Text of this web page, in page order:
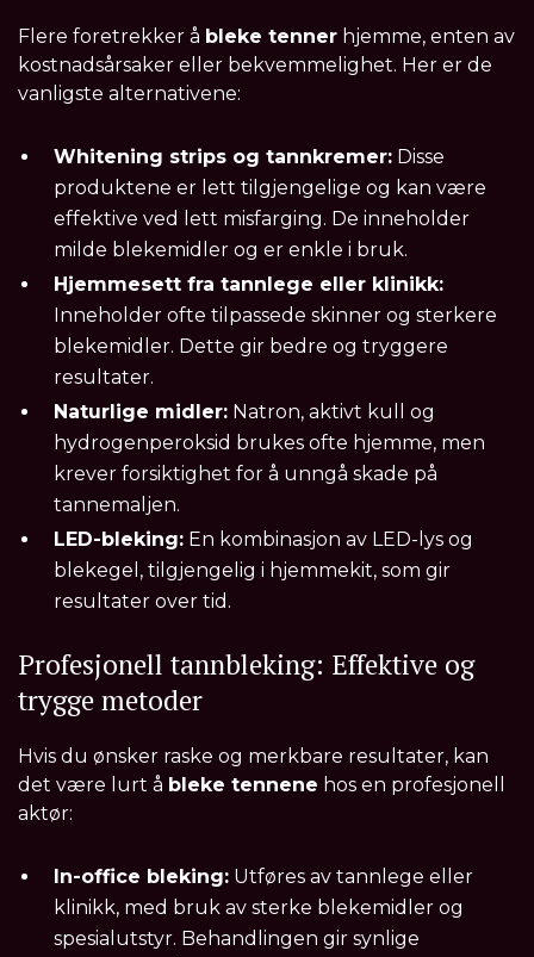
Flere foretrekker å bleke tenner hjemme, enten av
kostnadsårsaker eller bekvemmelighet. Her er de
vanligste alternativene:
Whitening strips og tannkremer: Disse
produktene er lett tilgjengelige og kan være
effektive ved lett misfarging. De inneholder
milde blekemidler og er enkle i bruk.
Hjemmesett fra tannlege eller klinikk:
Inneholder ofte tilpassede skinner og sterkere
blekemidler. Dette gir bedre og tryggere
resultater.
Naturlige midler: Natron, aktivt kull og
hydrogenperoksid brukes ofte hjemme, men
krever forsiktighet for å unngå skade på
tannemaljen.
LED-bleking: En kombinasjon av LED-lys og
blekegel, tilgjengelig i hjemmekit, som gir
resultater over tid.
Profesjonell tannbleking: Effektive og
trygge metoder
Hvis du ønsker raske og merkbare resultater, kan
det være lurt å bleke tennene hos en profesjonell
aktør:
In-office bleking: Utføres av tannlege eller
klinikk, med bruk av sterke blekemidler og
spesialutstyr. Behandlingen gir synlige